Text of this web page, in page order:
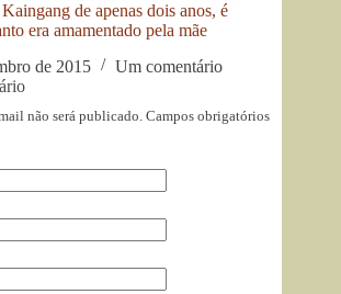
de apenas dois anos, é
era amamentado pela mãe
de 2015
Um comentário
não será publicado. Campos obrigatórios